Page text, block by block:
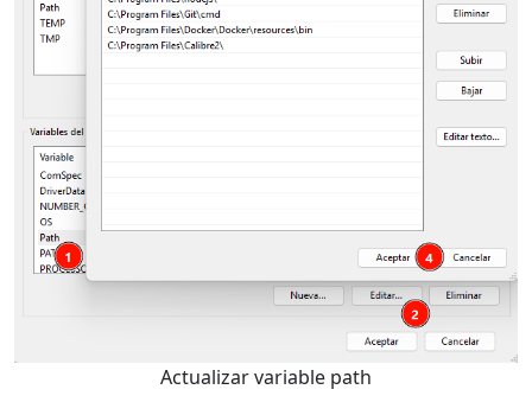
Actualizar variable path